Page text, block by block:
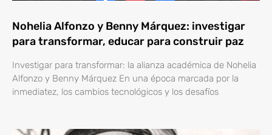
Nohelia Alfonzo y Benny Márquez: investigar
para transformar, educar para construir paz
Investigar para transformar: la alianza académica de Nohelia
Alfonzo y Benny Márquez En una época marcada por la
inmediatez, los cambios tecnológicos y los desafíos